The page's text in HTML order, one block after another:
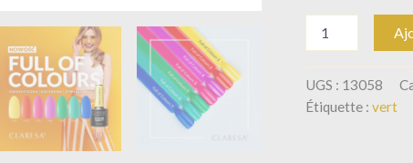
UGS : 13058
Étiquette : vert